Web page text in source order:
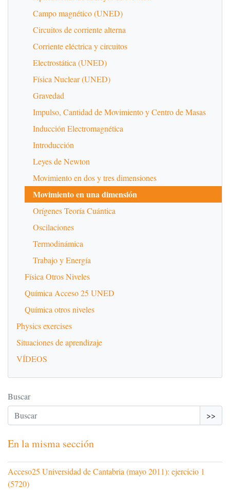
Campo magnético (UNED)
Circuitos de corriente alterna
Corriente eléctrica y circuitos
Electrostática (UNED)
Física Nuclear (UNED)
Gravedad
Impulso, Cantidad de Movimiento y Centro de Masas
Inducción Electromagnética
Introducción
Leyes de Newton
Movimiento en dos y tres dimensiones
Movimiento en una dimensión
Orígenes Teoría Cuántica
Oscilaciones
Termodinámica
Trabajo y Energía
Física Otros Niveles
Química Acceso 25 UNED
Química otros niveles
Physics exercises
Situaciones de aprendizaje
VÍDEOS
Buscar
>>
En la misma sección
Acceso25 Universidad de Cantabria (mayo 2011): ejercicio 1
(5720)